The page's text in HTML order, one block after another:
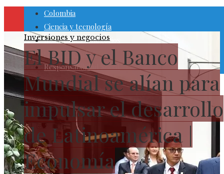
Colombia
Ciencia y tecnología
Inversiones y negocios
Cultura y ocio
Responsabilidad Social
Inversiones y negocios
El BID y el Banco
Mundial se alían para
impulsar el desarrollo
de Latinoamérica |
Economía